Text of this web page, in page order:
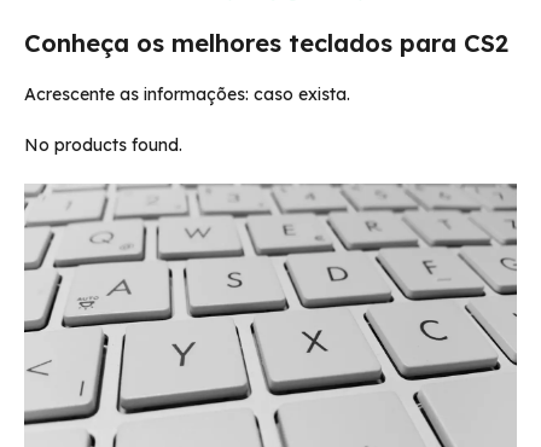
Conheça os melhores teclados para CS2
Acrescente as informações: caso exista.
No products found.